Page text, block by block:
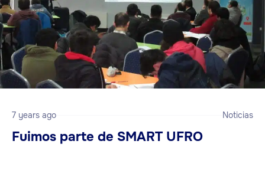
7 years ago Noticias
Fuimos parte de SMART UFRO